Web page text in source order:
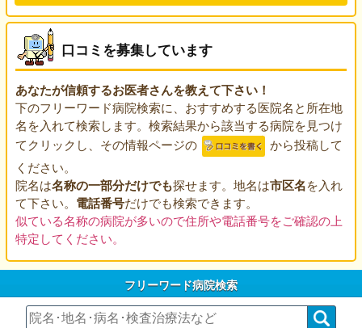
口コミを募集しています
あなたが信頼するお医者さんを教えて下さい！
下のフリーワード病院検索に、おすすめする医院名と所在地
名を入れて検索します。検索結果から該当する病院を見つけ
てクリックし、その情報ページの
から投稿して
ください。
院名は名称の一部分だけでも探せます。地名は市区名を入れ
て下さい。 電話番号だけでも検索できます。
似ている名称の病院が多いので住所や電話番号をご確認の上
特定してください。
フリーワード病院検索